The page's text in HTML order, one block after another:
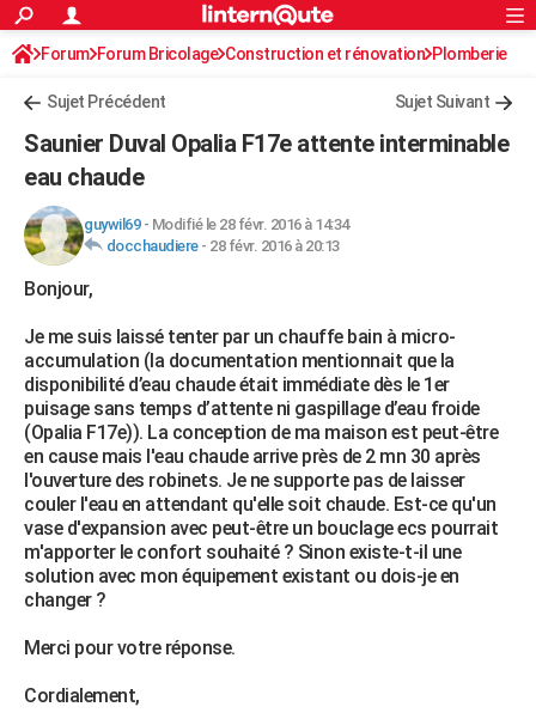
ACTUALITÉS
Politique
Société
Faits Divers
Education
Monde
Villes
+
Programme TV
Streaming
Sorties cinéma
FINANCE
Retraite
Impôts
Epargne
Immobilier
Risques naturels par ville
Banque
Assurance
Crédit
AUTO
Essais
Réserver un essai
Citadines
Berlines
SUV
Forum auto
HIGH-TECH
Forum
Aménagement intérieur
Extérieur
Cuisine
Salle de bains
Jardinage
Rangement
WEEK-END
Guides de France
Escapades
Patrimoine
Expositions
Musées
Week-end nature
LIFESTYLE
Art de vivre
Bien-être
Loisirs
Mode
Modes de vie
SANTE
Alimentation
Guide de la santé
Maladies
Médicaments
Sommeil
VOYAGE
Destinations
City break
Voyage nature
Voyage de noces
Forum
Climat
+PHOTO
GUIDES D'ACHAT
BONS PLANS
CARTE DE VOEUX
Rechercher
S'inscrire
Connexion
Forum Forum Bricolage Construction et rénovation Plomberie
Sujet Précédent Sujet Suivant
Saunier Duval Opalia F17e attente interminable
eau chaude
guywil69- Modifié le 28 févr. 2016 à 14:34
docchaudiere- 28 févr. 2016 à 20:13
Bonjour,
Je me suis laissé tenter par un chauffe bain à micro-
accumulation (la documentation mentionnait que la
disponibilité d’eau chaude était immédiate dès le 1er
puisage sans temps d’attente ni gaspillage d’eau froide
(Opalia F17e)). La conception de ma maison est peut-être
en cause mais l'eau chaude arrive près de 2 mn 30 après
l'ouverture des robinets. Je ne supporte pas de laisser
couler l'eau en attendant qu'elle soit chaude. Est-ce qu'un
vase d'expansion avec peut-être un bouclage ecs pourrait
m'apporter le confort souhaité ? Sinon existe-t-il une
solution avec mon équipement existant ou dois-je en
changer ?
Merci pour votre réponse.
Cordialement,